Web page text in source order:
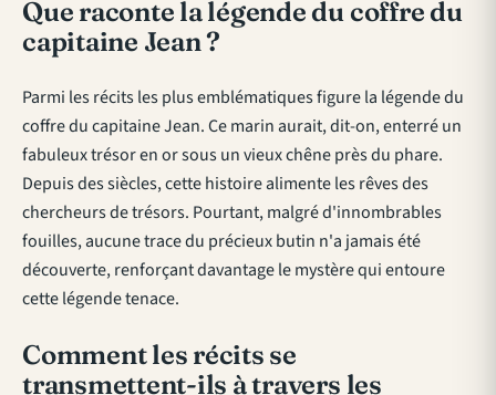
Que raconte la légende du coffre du
capitaine Jean ?
Parmi les récits les plus emblématiques figure la légende du
coffre du capitaine Jean. Ce marin aurait, dit-on, enterré un
fabuleux trésor en or sous un vieux chêne près du phare.
Depuis des siècles, cette histoire alimente les rêves des
chercheurs de trésors. Pourtant, malgré d'innombrables
fouilles, aucune trace du précieux butin n'a jamais été
découverte, renforçant davantage le mystère qui entoure
cette légende tenace.
Comment les récits se
transmettent-ils à travers les